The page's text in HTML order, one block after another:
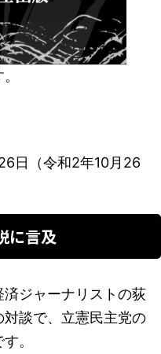
日（令和2年10月26
に言及
ジャーナリストの荻
談で、立憲民主党の
。